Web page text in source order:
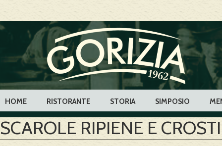
HOME RISTORANTE STORIA SIMPOSIO
SCAROLE RIPIENE E